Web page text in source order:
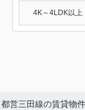
4K～4LDK以上
都営三田線の賃貸物